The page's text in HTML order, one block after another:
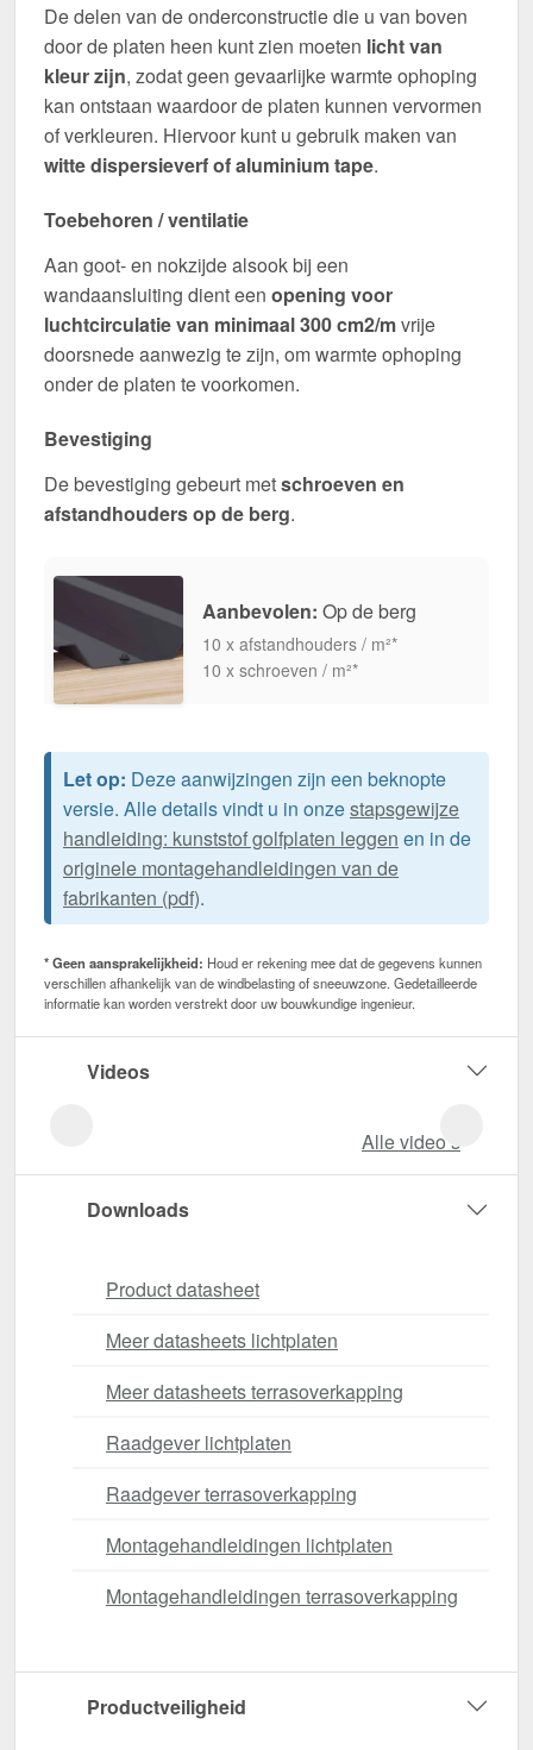
De delen van de onderconstructie die u van boven
door de platen heen kunt zien moeten licht van
kleur zijn, zodat geen gevaarlijke warmte ophoping
kan ontstaan waardoor de platen kunnen vervormen
of verkleuren. Hiervoor kunt u gebruik maken van
witte dispersieverf of aluminium tape.
Toebehoren / ventilatie
Aan goot- en nokzijde alsook bij een
wandaansluiting dient een opening voor
luchtcirculatie van minimaal 300 cm2/mvrije
doorsnede aanwezig te zijn, om warmte ophoping
onder de platen te voorkomen.
Bevestiging
De bevestiging gebeurt metschroeven en
afstandhouders op de berg.
Aanbevolen: Op de berg
10 x afstandhouders / m²*
10 x schroeven / m²*
Let op: Deze aanwijzingen zijn een beknopte
versie. Alle details vindt u in onzestapsgewijze
handleiding: kunststof golfplaten leggen en in de
originele montagehandleidingen van de
fabrikanten (pdf).
* Geen aansprakelijkheid: Houd er rekening mee dat de gegevens kunnen
verschillen afhankelijk van de windbelasting of sneeuwzone. Gedetailleerde
informatie kan worden verstrekt door uw bouwkundige ingenieur.
Videos
Alle video‘s
Downloads
Product datasheet
Meer datasheets lichtplaten
Meer datasheets terrasoverkapping
Raadgever lichtplaten
Raadgever terrasoverkapping
Montagehandleidingen lichtplaten
Montagehandleidingen terrasoverkapping
Productveiligheid